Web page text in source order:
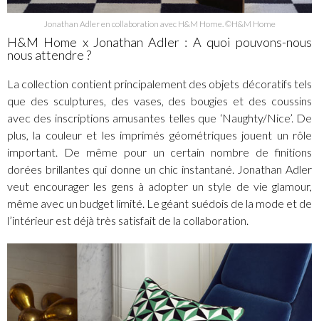
Jonathan Adler en collaboration avec H&M Home. ©H&M Home
H&M Home x Jonathan Adler : A quoi pouvons-nous
nous attendre ?
La collection contient principalement des objets décoratifs tels
que des sculptures, des vases, des bougies et des coussins
avec des inscriptions amusantes telles que ‘Naughty/Nice’. De
plus, la couleur et les imprimés géométriques jouent un rôle
important. De même pour un certain nombre de finitions
dorées brillantes qui donne un chic instantané. Jonathan Adler
veut encourager les gens à adopter un style de vie glamour,
même avec un budget limité. Le géant suédois de la mode et de
l’intérieur est déjà très satisfait de la collaboration.